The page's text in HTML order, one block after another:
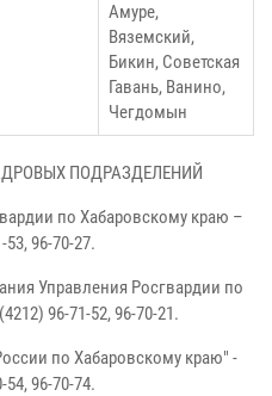
Амуре,
Вяземский,
Бикин, Советская
Гавань, Ванино,
Чегдомын
ПОДРАЗДЕЛЕНИЙ
по Хабаровскому краю –
53, 96-70-27.
Управления Росгвардии по
96-71-52, 96-70-21.
по Хабаровскому краю" -
54, 96-70-74.